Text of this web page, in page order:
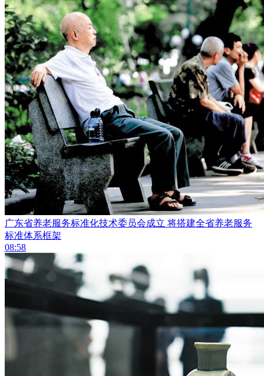
​广东省养老服务标准化技术委员会成立 将搭建全省养老服务
标准体系框架
08:58